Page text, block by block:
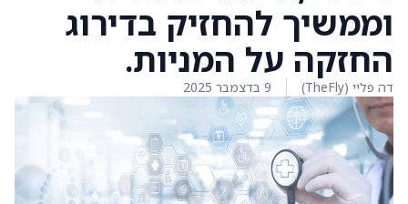
וממשיך להחזיק בדירוג
החזקה על המניות.
דה פליי (TheFly) 9 בדצמבר 2025